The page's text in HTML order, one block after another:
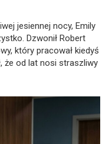
jesiennej nocy, Emily
Dzwonił Robert
który pracował kiedyś
że od lat nosi straszliwy